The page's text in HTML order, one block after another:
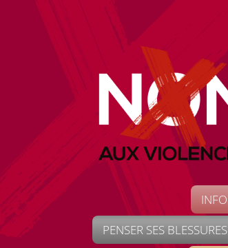
INFO
PENSER SES BLESSURES